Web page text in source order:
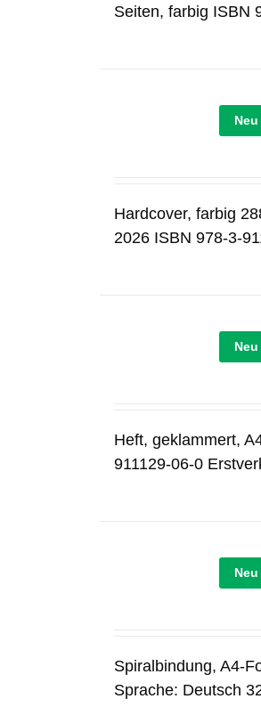
Seiten, farbig ISBN
Neu
Hardcover, farbig
2026 ISBN 978-3-
Neu
Heft, geklammert,
911129-06-0
Neu
Spiralbindung, A4-
Sprache: Deutsch